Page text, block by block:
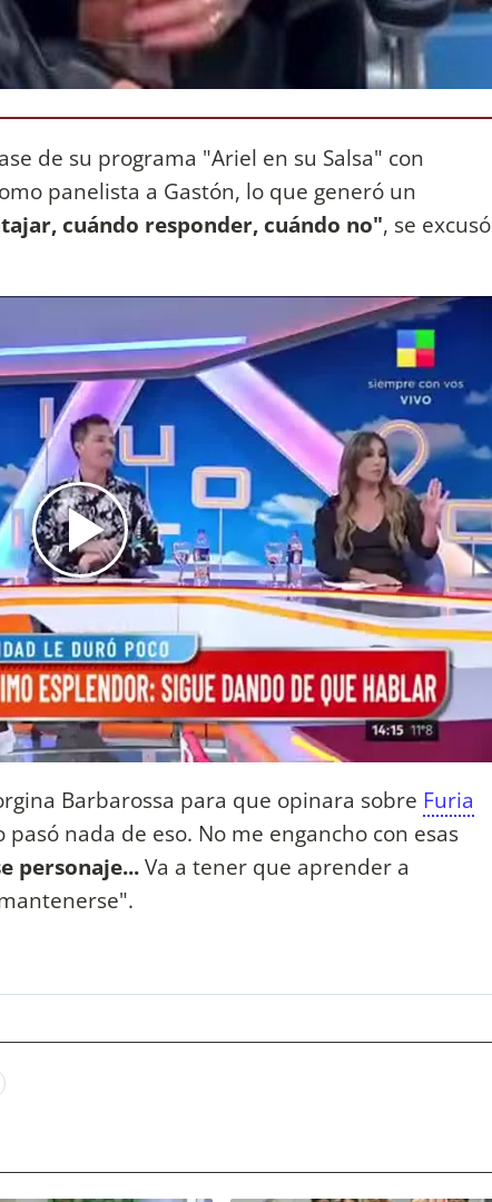
de su programa "Ariel en su Salsa" con
panelista a Gastón, lo que generó un
cuándo responder, cuándo no", se excusó
Barbarossa para que opinara sobre Furia
nada de eso. No me engancho con esas
personaje...Va a tener que aprender a